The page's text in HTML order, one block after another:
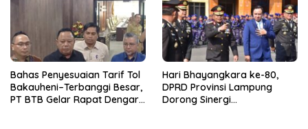
Bahas Penyesuaian Tarif Tol
Bakauheni–Terbanggi Besar,
PT BTB Gelar Rapat Dengar
Hari Bhayangkara ke-80,
DPRD Provinsi Lampung
Dorong Sinergi